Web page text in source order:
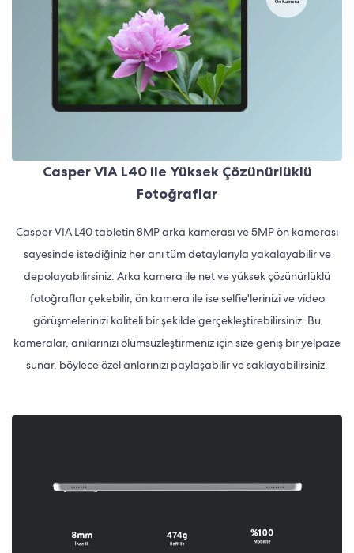
Casper VIA L40 ile Yüksek Çözünürlüklü
Fotoğraflar
Casper VIA L40 tabletin 8MP arka kamerası ve 5MP ön kamerası
sayesinde istediğiniz her anı tüm detaylarıyla yakalayabilir ve
depolayabilirsiniz. Arka kamera ile net ve yüksek çözünürlüklü
fotoğraflar çekebilir, ön kamera ile ise selfie'lerinizi ve video
görüşmelerinizi kaliteli bir şekilde gerçekleştirebilirsiniz. Bu
kameralar, anılarınızı ölümsüzleştirmeniz için size geniş bir yelpaze
sunar, böylece özel anlarınızı paylaşabilir ve saklayabilirsiniz.